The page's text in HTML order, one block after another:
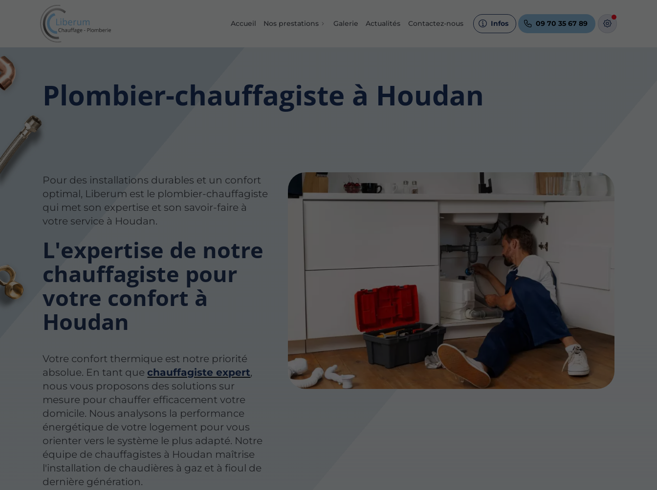
Accueil Nos prestations Galerie Actualités Contactez-nous Infos 09 70 35 67 89
Plombier-chauffagiste à Houdan
Pour des installations durables et un confort
optimal, Liberum est le plombier-chauffagiste
qui met son expertise et son savoir-faire à
votre service à Houdan.
L'expertise de notre
chauffagiste pour
votre confort à
Houdan
Votre confort thermique est notre priorité
absolue. En tant quechauffagiste expert,
nous vous proposons des solutions sur
mesure pour chauffer efficacement votre
domicile. Nous analysons la performance
énergétique de votre logement pour vous
orienter vers le système le plus adapté. Notre
équipe de chauffagistes à Houdan maîtrise
l'installation de chaudières à gaz et à fioul de
dernière génération.